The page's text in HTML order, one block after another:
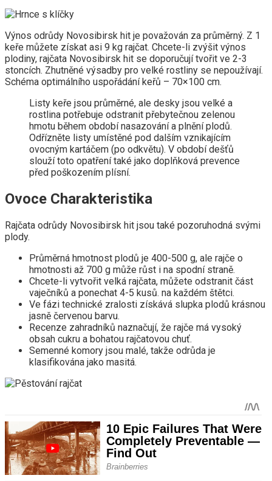
Výnos odrůdy Novosibirsk hit je považován za průměrný. Z 1
keře můžete získat asi 9 kg rajčat. Chcete-li zvýšit výnos
plodiny, rajčata Novosibirsk hit se doporučují tvořit ve 2-3
stoncích. Zhutněné výsadby pro velké rostliny se nepoužívají.
Schéma optimálního uspořádání keřů – 70×100 cm.
Listy keře jsou průměrné, ale desky jsou velké a
rostlina potřebuje odstranit přebytečnou zelenou
hmotu během období nasazování a plnění plodů.
Odřízněte listy umístěné pod dalším vznikajícím
ovocným kartáčem (po odkvětu). V období dešťů
slouží toto opatření také jako doplňková prevence
před poškozením plísní.
Ovoce Charakteristika
Rajčata odrůdy Novosibirsk hit jsou také pozoruhodná svými
plody.
Průměrná hmotnost plodů je 400-500 g, ale rajče o
hmotnosti až 700 g může růst i na spodní straně.
Chcete-li vytvořit velká rajčata, můžete odstranit část
vaječníků a ponechat 4-5 kusů. na každém štětci.
Ve fázi technické zralosti získává slupka plodů krásnou
jasně červenou barvu.
Recenze zahradníků naznačují, že rajče má vysoký
obsah cukru a bohatou rajčatovou chuť.
Semenné komory jsou malé, takže odrůda je
klasifikována jako masitá.